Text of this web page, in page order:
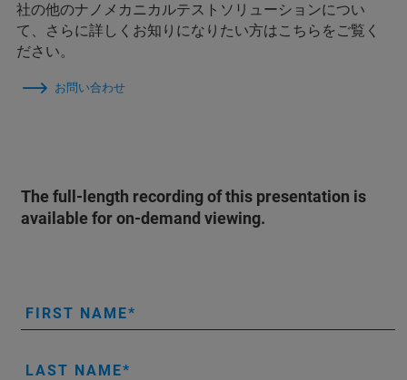
社の他のナノメカニカルテストソリューションについ
て、さらに詳しくお知りになりたい方はこちらをご覧く
ださい。
お問い合わせ
The full-length recording of this presentation is
available for on-demand viewing.
FIRST NAME
LAST NAME